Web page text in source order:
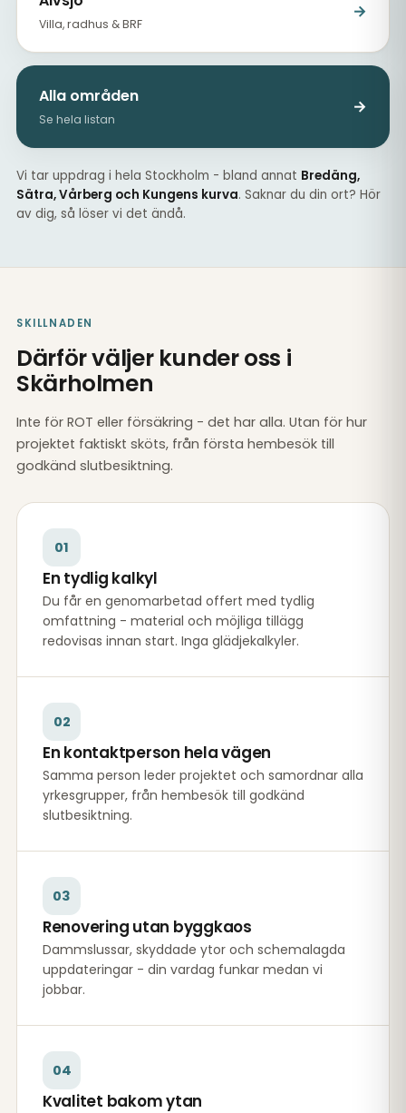
Villa, radhus & BRF
→
Alla områden
Se hela listan
→
Vi tar uppdrag i hela Stockholm - bland annat Bredäng,
Sätra, Vårberg och Kungens kurva. Saknar du din ort? Hör
av dig, så löser vi det ändå.
SKILLNADEN
Därför väljer kunder oss i
Skärholmen
Inte för ROT eller försäkring - det har alla. Utan för hur
projektet faktiskt sköts, från första hembesök till
godkänd slutbesiktning.
01
En tydlig kalkyl
Du får en genomarbetad offert med tydlig
omfattning - material och möjliga tillägg
redovisas innan start. Inga glädjekalkyler.
02
En kontaktperson hela vägen
Samma person leder projektet och samordnar alla
yrkesgrupper, från hembesök till godkänd
slutbesiktning.
03
Renovering utan byggkaos
Dammslussar, skyddade ytor och schemalagda
uppdateringar - din vardag funkar medan vi
jobbar.
04
Kvalitet bakom ytan